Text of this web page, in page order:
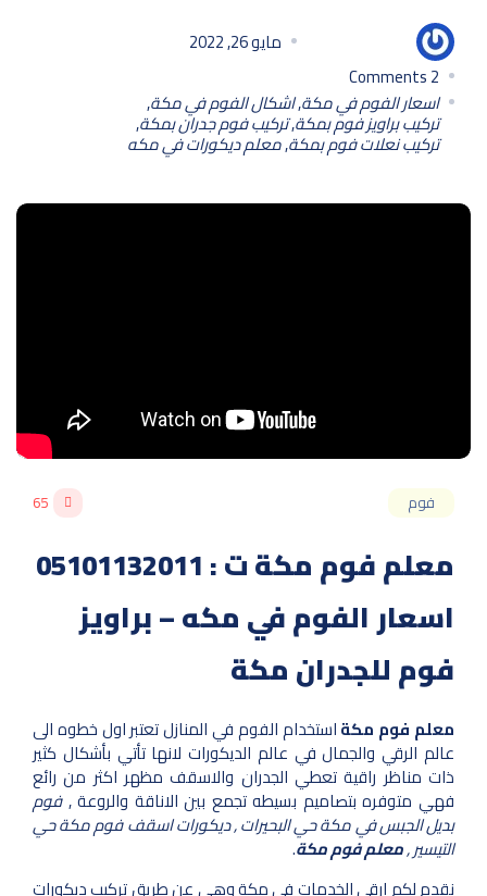
مايو 26, 2022
2
اسعار الفوم في مكة,اشكال الفوم في مكة,
تركيب براويز فوم بمكة,تركيب فوم جدران بمكة,
تركيب نعلات فوم بمكة,معلم ديكورات في مكه
فوم 65
معلم فوم مكة ت : 05101132011
اسعار الفوم في مكه – براويز
فوم للجدران مكة
معلم فوم مكةاستخدام الفوم في المنازل تعتبر اول خطوه الى
عالم الرقي والجمال في عالم الديكورات لانها تأتي بأشكال كثير
ذات مناظر راقية تعطي الجدران والاسقف مظهر اكثر من رائع
فهي متوفره بتصاميم بسيطه تجمع بين الاناقة والروعة ,فوم
بديل الجبس في مكة حي البحيرات , ديكورات اسقف فوم مكة حي
التيسير ,معلم فوم مكة.
نقدم لكم ارقي الخدمات في مكة وهي عن طريق تركيب ديكورات